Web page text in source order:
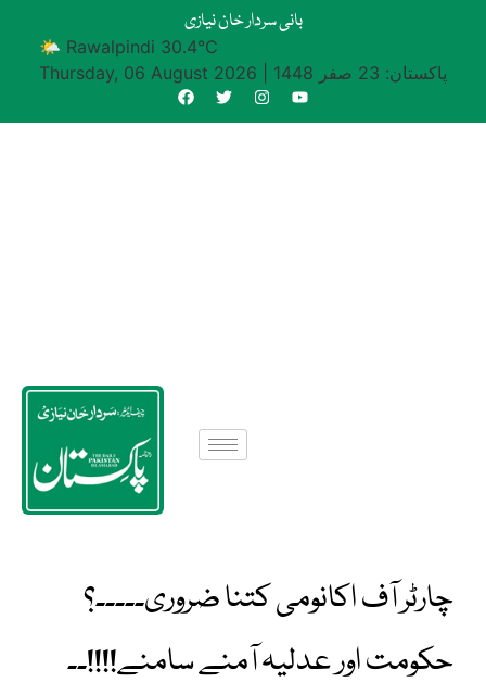
بانی سردار خان نیازی
🌤 Rawalpindi 30.4°C
Thursday, 06 August 2026
پاکستان: 23 صفر 1448
چارٹر آف اکانومی کتنا ضروری۔۔۔۔۔؟
حکومت اور عدلیہ آمنے سامنے!!!!۔۔